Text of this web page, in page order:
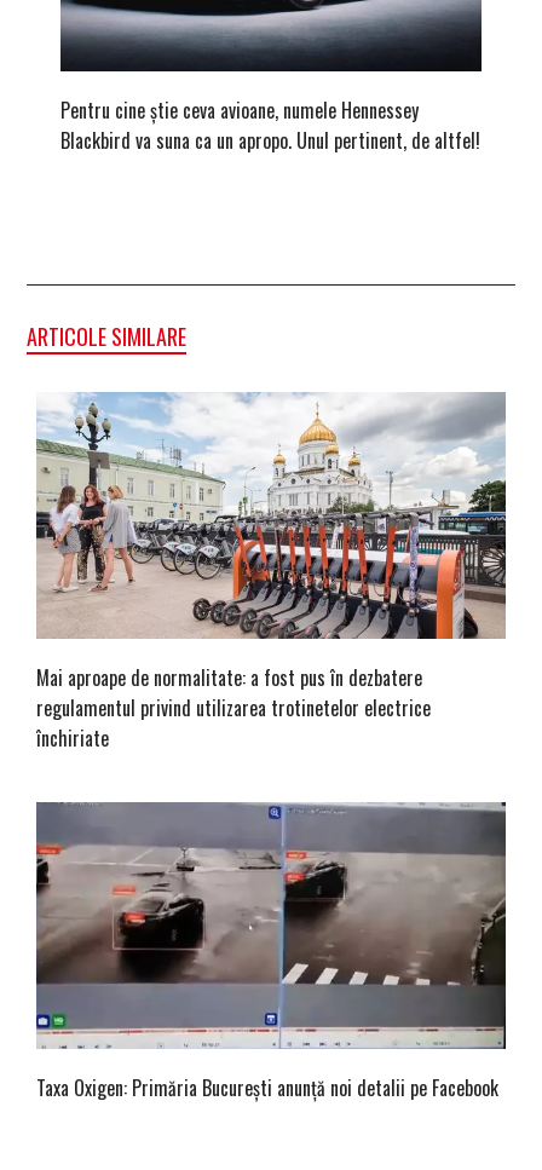
Pentru cine știe ceva avioane, numele Hennessey
Blackbird va suna ca un apropo. Unul pertinent, de altfel!
ARTICOLE SIMILARE
Mai aproape de normalitate: a fost pus în dezbatere
regulamentul privind utilizarea trotinetelor electrice
închiriate
Taxa Oxigen: Primăria București anunță noi detalii pe Facebook